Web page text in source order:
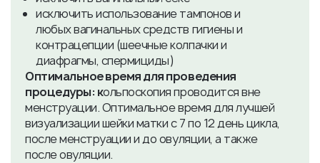
исключить использование тампонов и
любых вагинальных средств гигиены и
контрацепции (шеечные колпачки и
диафрагмы, спермициды)
Оптимальное время для проведения
процедуры: кольпоскопия проводится вне
менструации. Оптимальное время для лучшей
визуализации шейки матки с 7 по 12 день цикла,
после менструации и до овуляции, а также
после овуляции.